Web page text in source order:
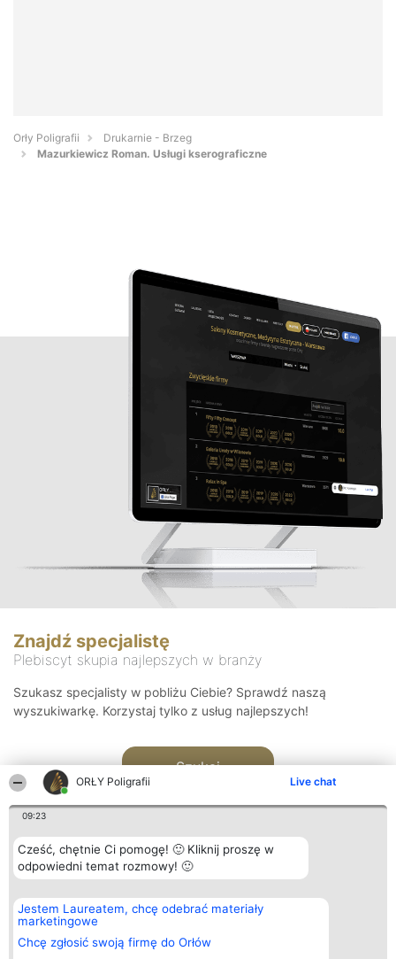
ORŁY Poligrafii Live chat
09:23
Cześć, chętnie Ci pomogę! 🙂 Kliknij proszę w
odpowiedni temat rozmowy! 🙂
Jestem Laureatem, chcę odebrać materiały
marketingowe
Chcę zgłosić swoją firmę do Orłów
Orły Poligrafii
Drukarnie - Brzeg
Mazurkiewicz Roman. Usługi kserograficzne
Znajdź specjalistę
Plebiscyt skupia najlepszych w branży
Szukasz specjalisty w pobliżu Ciebie? Sprawdź naszą
wyszukiwarkę. Korzystaj tylko z usług najlepszych!
Szukaj
Organizator plebiscytu
Bright Side Solutions sp. z o.
o. sp. k.
ul. Ruska 22
Wrocław 50-079
Plebiscyt
Laureaci
wszystkich
Laureatów
Kontakt
Kontakt